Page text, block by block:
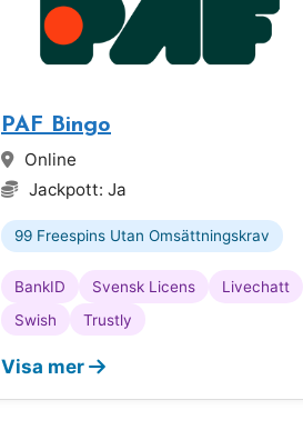
PAF Bingo
Online
Jackpott: Ja
99 Freespins Utan Omsättningskrav
BankID Svensk Licens
Livechatt
Swish
Trustly
Visa mer